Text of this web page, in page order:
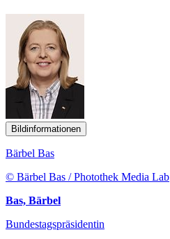
Bildinformationen
Bärbel Bas
© Bärbel Bas / Photothek Media Lab
Bas, Bärbel
Bundestagspräsidentin